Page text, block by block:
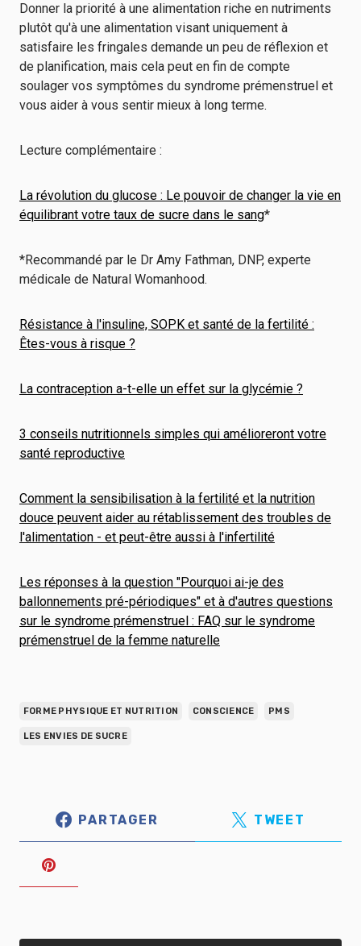
Donner la priorité à une alimentation riche en nutriments
plutôt qu'à une alimentation visant uniquement à
satisfaire les fringales demande un peu de réflexion et
de planification, mais cela peut en fin de compte
soulager vos symptômes du syndrome prémenstruel et
vous aider à vous sentir mieux à long terme.
Lecture complémentaire :
La révolution du glucose : Le pouvoir de changer la vie en
équilibrant votre taux de sucre dans le sang*
*Recommandé par le Dr Amy Fathman, DNP, experte
médicale de Natural Womanhood.
Résistance à l'insuline, SOPK et santé de la fertilité :
Êtes-vous à risque ?
La contraception a-t-elle un effet sur la glycémie ?
3 conseils nutritionnels simples qui amélioreront votre
santé reproductive
Comment la sensibilisation à la fertilité et la nutrition
douce peuvent aider au rétablissement des troubles de
l'alimentation - et peut-être aussi à l'infertilité
Les réponses à la question "Pourquoi ai-je des
ballonnements pré-périodiques" et à d'autres questions
sur le syndrome prémenstruel : FAQ sur le syndrome
prémenstruel de la femme naturelle
FORME PHYSIQUE ET NUTRITION CONSCIENCE PMS
LES ENVIES DE SUCRE
PARTAGER TWEET